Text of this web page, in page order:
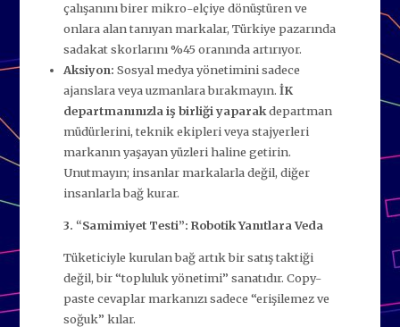
çalışanını birer mikro-elçiye dönüştüren ve
onlara alan tanıyan markalar, Türkiye pazarında
sadakat skorlarını %45 oranında artırıyor.
Aksiyon: Sosyal medya yönetimini sadece
ajanslara veya uzmanlara bırakmayın. İK
departmanınızla iş birliği yaparakdepartman
müdürlerini, teknik ekipleri veya stajyerleri
markanın yaşayan yüzleri haline getirin.
Unutmayın; insanlar markalarla değil, diğer
insanlarla bağ kurar.
3. “Samimiyet Testi”: Robotik Yanıtlara Veda
Tüketiciyle kurulan bağ artık bir satış taktiği
değil, bir “topluluk yönetimi” sanatıdır. Copy-
paste cevaplar markanızı sadece “erişilemez ve
soğuk” kılar.